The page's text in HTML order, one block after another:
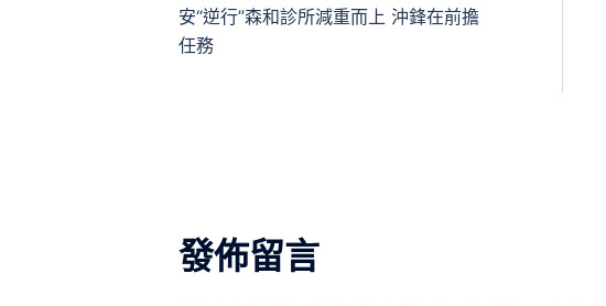
安“逆行”森和診所減重而上 沖鋒在前擔
任務
發佈留言